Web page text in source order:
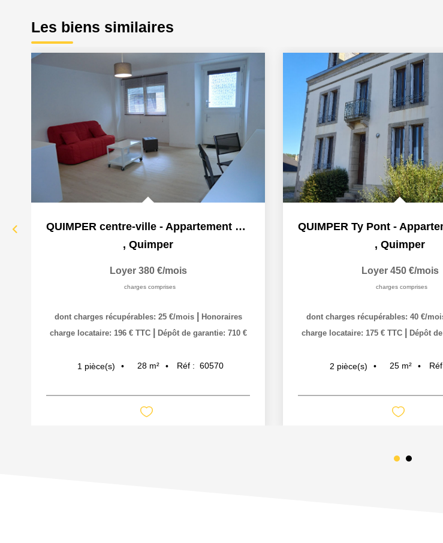
Les biens similaires
QUIMPER centre-ville - Appartement 1 pièce 27.85 m²
, Quimper
Loyer 380 €/mois
charges comprises
dont charges récupérables: 25 €/mois
Honoraires
charge locataire: 196 € TTC
Dépôt de garantie: 710 €
1 pièce(s) 28 m² Réf : 60570
, Quimper
Loyer 450 €/mois
charges comprises
dont charges récupérables: 40 €/
charge locataire: 175 € TTC
Dépôt
2 pièce(s) 25 m²